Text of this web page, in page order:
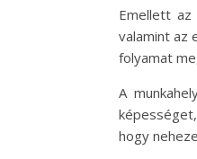
Emellett az
valamint az
folyamat
A
hogy